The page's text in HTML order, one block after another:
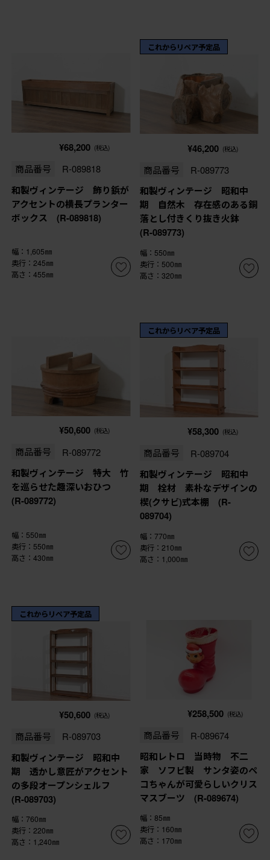
¥68,200 (税込)
商品番号 R-089818
和製ヴィンテージ 飾り鋲が
アクセントの横長プランター
ボックス (R-089818)
幅：1,605㎜
奥行：245㎜
高さ：455㎜
これからリペア予定品
¥46,200 (税込)
商品番号 R-089773
和製ヴィンテージ 昭和中
期 自然木 存在感のある銅
落とし付きくり抜き火鉢
(R-089773)
幅：550㎜
奥行：500㎜
高さ：320㎜
¥50,600 (税込)
商品番号 R-089772
和製ヴィンテージ 特大 竹
を巡らせた趣深いおひつ
(R-089772)
幅：550㎜
奥行：550㎜
高さ：430㎜
これからリペア予定品
¥58,300 (税込)
商品番号 R-089704
和製ヴィンテージ 昭和中
期 栓材 素朴なデザインの
楔(クサビ)式本棚 (R-
089704)
幅：770㎜
奥行：210㎜
高さ：1,000㎜
これからリペア予定品
¥50,600 (税込)
商品番号 R-089703
和製ヴィンテージ 昭和中
期 透かし意匠がアクセント
の多段オープンシェルフ
(R-089703)
幅：760㎜
奥行：220㎜
高さ：1,240㎜
¥258,500 (税込)
商品番号 R-089674
昭和レトロ 当時物 不二
家 ソフビ製 サンタ姿のペ
コちゃんが可愛らしいクリス
マスブーツ (R-089674)
幅：85㎜
奥行：160㎜
高さ：170㎜